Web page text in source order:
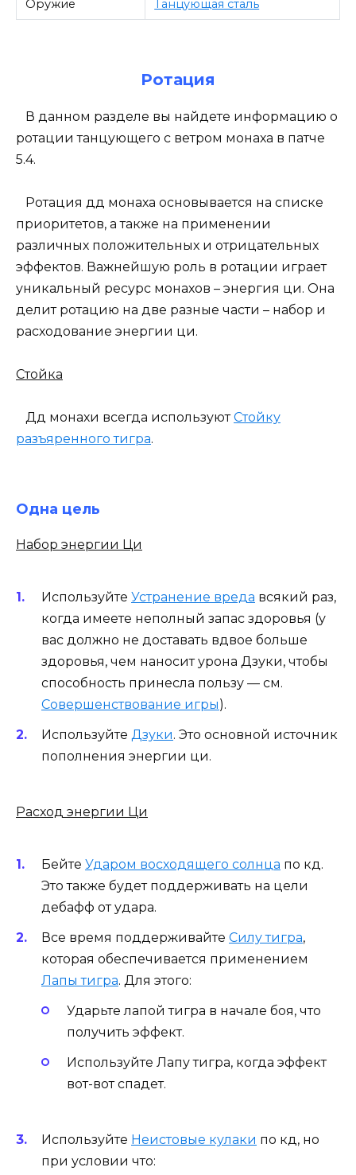
Оружие Танцующая сталь
Ротация
В данном разделе вы найдете информацию о
ротации танцующего с ветром монаха в патче
5.4.
Ротация дд монаха основывается на списке
приоритетов, а также на применении
различных положительных и отрицательных
эффектов. Важнейшую роль в ротации играет
уникальный ресурс монахов – энергия ци. Она
делит ротацию на две разные части – набор и
расходование энергии ци.
Стойка
Дд монахи всегда используютСтойку
разъяренного тигра.
Одна цель
Набор энергии Ци
Используйте Устранение вреда всякий раз,
когда имеете неполный запас здоровья (у
вас должно не доставать вдвое больше
здоровья, чем наносит урона Дзуки, чтобы
способность принесла пользу — см.
Совершенствование игры).
Используйте Дзуки. Это основной источник
пополнения энергии ци.
Расход энергии Ци
Бейте Ударом восходящего солнца по кд.
Это также будет поддерживать на цели
дебафф от удара.
Все время поддерживайте Силу тигра,
которая обеспечивается применением
Лапы тигра. Для этого:
Ударьте лапой тигра в начале боя, что
получить эффект.
Используйте Лапу тигра, когда эффект
вот-вот спадет.
Используйте Неистовые кулаки по кд, но
при условии что: